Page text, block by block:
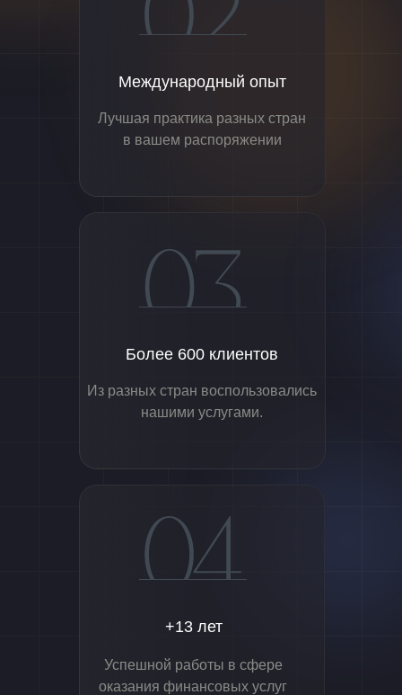
Лучшая практика разных стран
в вашем распоряжении
Международный опыт
Более 600 клиентов
Из разных стран воспользовались
нашими услугами.
Успешной работы в сфере
оказания финансовых услуг
+13 лет